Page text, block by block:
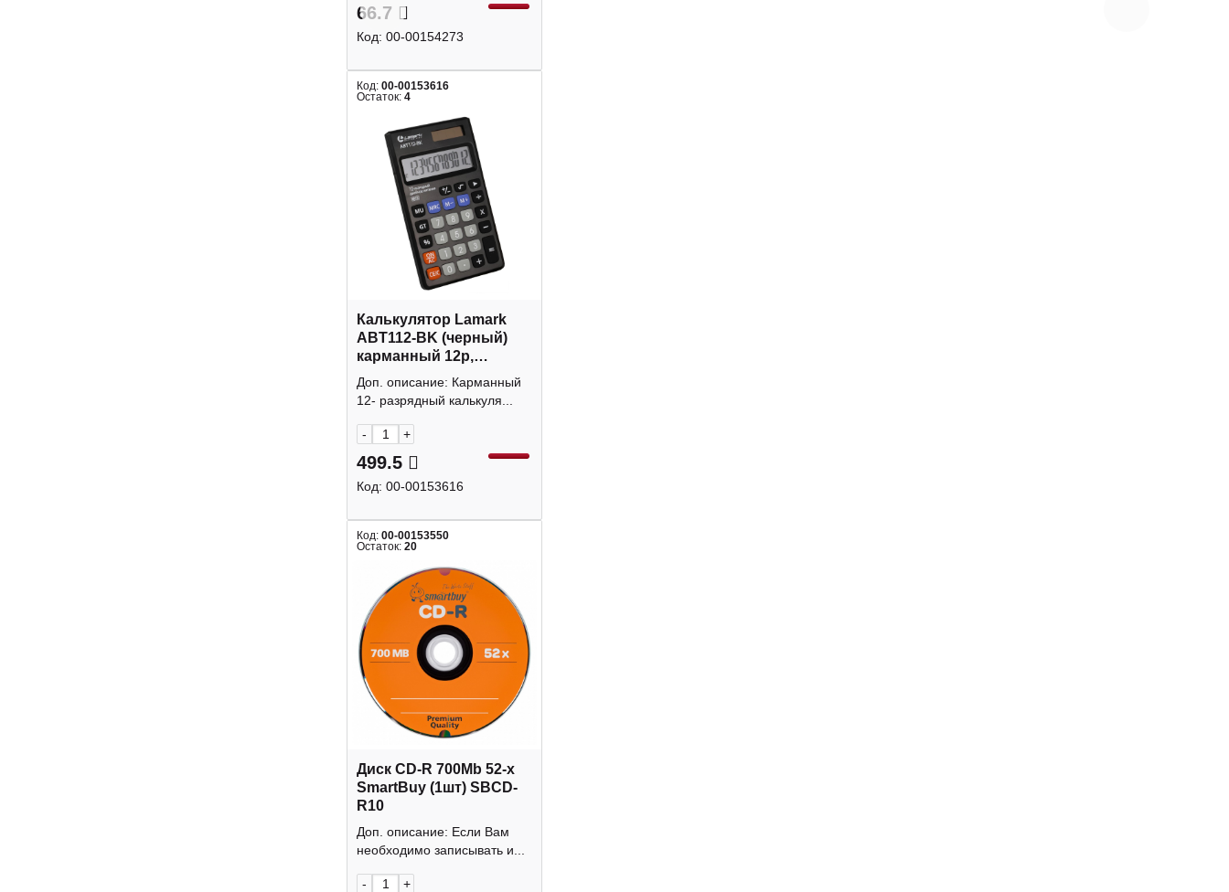
66.7
Код: 00-00154273
Код: 00-00153616
Остаток: 4
Калькулятор Lamark
ABT112-BK (черный)
карманный 12р,
крышка
Доп. описание: Карманный
12- разрядный калькуля...
- +
499.5
Код: 00-00153616
Код: 00-00153550
Остаток: 20
Диск CD-R 700Mb 52-х
SmartBuy (1шт) SBCD-
R10
Доп. описание: Если Вам
необходимо записывать и...
- +